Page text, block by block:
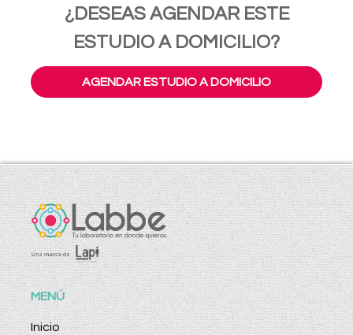
¿DESEAS AGENDAR ESTE
ESTUDIO A DOMICILIO?
AGENDAR ESTUDIO A DOMICILIO
MENÚ
Inicio